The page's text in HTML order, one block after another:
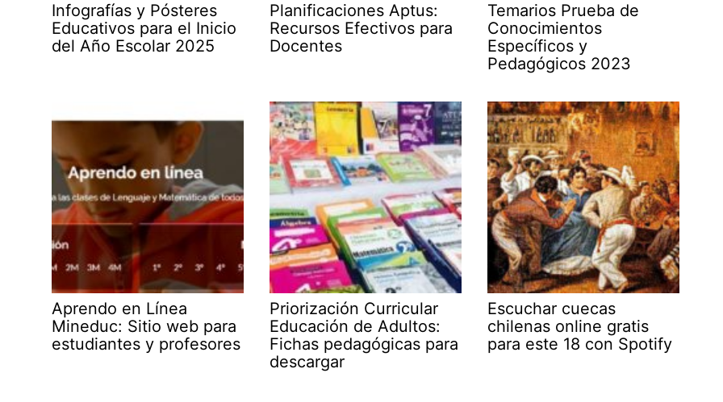
Infografías y Pósteres
Educativos para el Inicio
del Año Escolar 2025
Planificaciones Aptus:
Recursos Efectivos para
Docentes
Temarios Prueba de
Conocimientos
Específicos y
Pedagógicos 2023
Aprendo en Línea
Mineduc: Sitio web para
estudiantes y profesores
Priorización Curricular
Educación de Adultos:
Fichas pedagógicas para
descargar
Escuchar cuecas
chilenas online gratis
para este 18 con Spotify